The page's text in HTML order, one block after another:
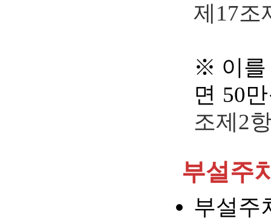
제17조
※ 이를
면 50
조제2
부설주
부설주